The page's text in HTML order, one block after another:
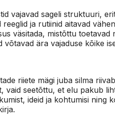
vajavad sageli struktuuri,
ja rutiinid aitavad
väsitada, mistõttu toetavad
ära vajaduse kõike
riiete mägi juba silma
vaid seetõttu, et elu pakub
ideid ja kohtumisi ning